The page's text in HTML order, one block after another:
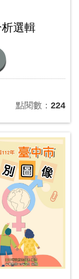
選輯
點閱數：224